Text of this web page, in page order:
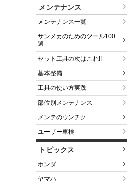
メンテナンス
メンテナンス一覧
サンメカのためのツール100
選
セット工具の次はこれ!!
基本整備
工具の使い方実践
部位別メンテナンス
メンテのウンチク
ユーザー車検
トピックス
ホンダ
ヤマハ